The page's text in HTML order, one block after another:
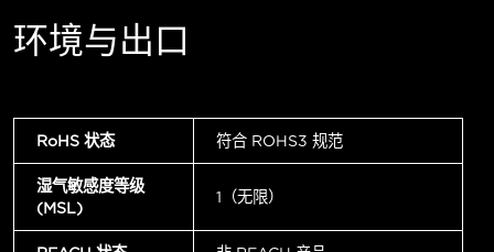
环境与出口
RoHS 状态 符合 ROHS3 规范
湿气敏感度等级
(MSL)
1（无限）